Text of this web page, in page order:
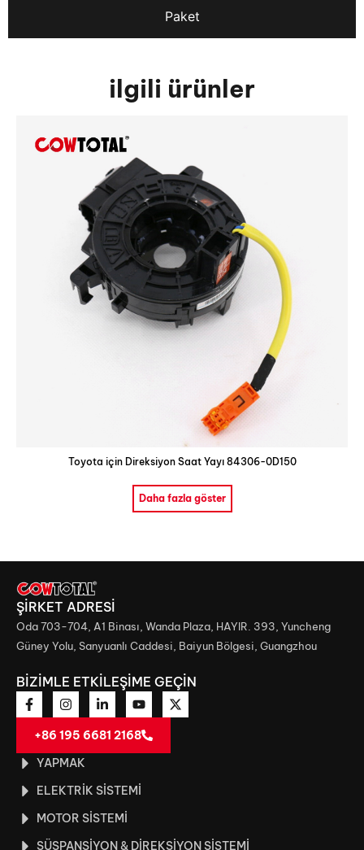
Paket
ilgili ürünler
Toyota için Direksiyon Saat Yayı 84306-0D150
Daha fazla göster
ŞİRKET ADRESİ
Oda 703-704, A1 Binası, Wanda Plaza, HAYIR. 393, Yuncheng
Güney Yolu, Sanyuanlı Caddesi, Baiyun Bölgesi, Guangzhou
BİZİMLE ETKİLEŞİME GEÇİN
+86 195 6681 2168
YAPMAK
ELEKTRIK SISTEMI
MOTOR SISTEMI
SÜSPANSIYON & DIREKSIYON SISTEMI